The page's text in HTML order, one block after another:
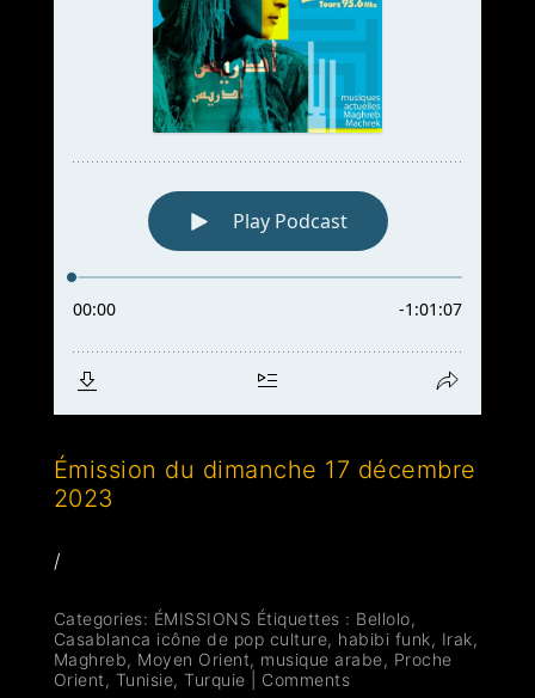
Émission du dimanche 17 décembre
2023
/
Categories: ÉMISSIONS Étiquettes : Bellolo,
Casablanca icône de pop culture, habibi funk, Irak,
Maghreb, Moyen Orient, musique arabe, Proche
Orient , Tunisie,Turquie Comments